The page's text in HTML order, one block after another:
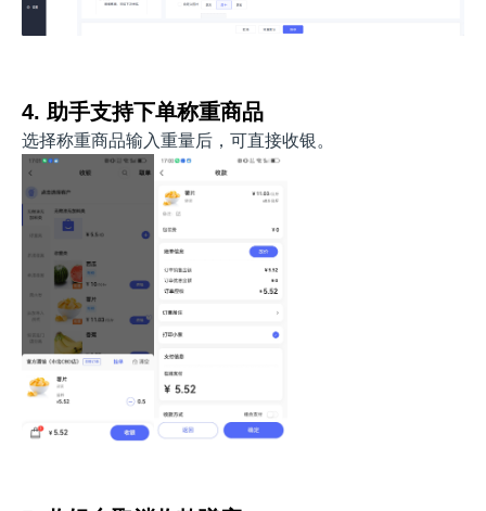
4. 助手支持下单称重商品
选择称重商品输入重量后，可直接收银。